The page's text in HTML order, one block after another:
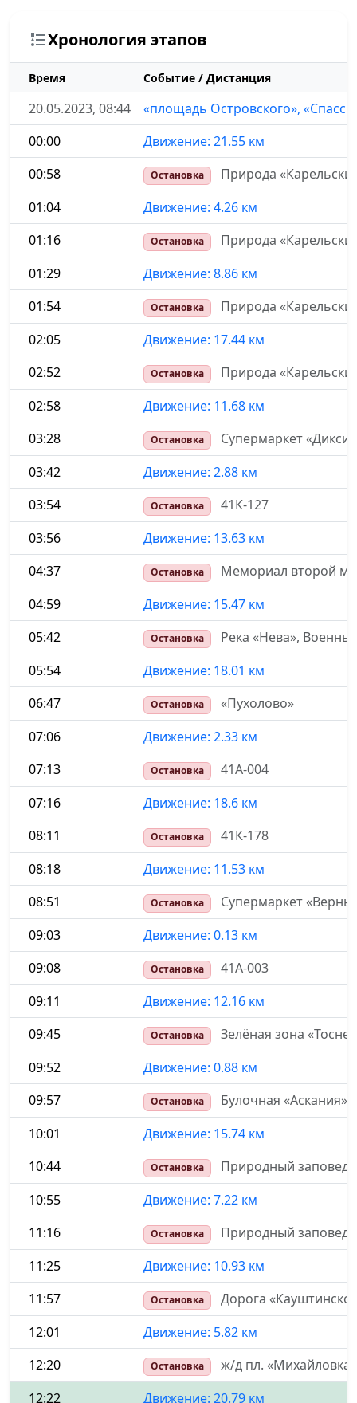
Хронология этапов
Время Событие / Дистанция
20.05.2023, 08:44
«площадь Островского»,
00:00
Движение: 21.55 км
00:58
Остановка
Природа
01:04
Движение: 4.26 км
01:16
Остановка
Природа
01:29
Движение: 8.86 км
01:54
Остановка
Природа
02:05
Движение: 17.44 км
02:52
Остановка
Природа
02:58
Движение: 11.68 км
03:28
Остановка
Супермаркет
03:42
Движение: 2.88 км
03:54
Остановка
41К-127
03:56
Движение: 13.63 км
04:37
Остановка
Мемориал второй
04:59
Движение: 15.47 км
05:42
Остановка
Река «Нева»,
05:54
Движение: 18.01 км
06:47
Остановка
«Пухолово»
07:06
Движение: 2.33 км
07:13
Остановка
41А-004
07:16
Движение: 18.6 км
08:11
Остановка
41К-178
08:18
Движение: 11.53 км
08:51
Остановка
Супермаркет
09:03
Движение: 0.13 км
09:08
Остановка
41А-003
09:11
Движение: 12.16 км
09:45
Остановка
Зелёная зона
09:52
Движение: 0.88 км
09:57
Остановка
Булочная «Аскания»
10:01
Движение: 15.74 км
10:44
Остановка
Природный
10:55
Движение: 7.22 км
11:16
Остановка
Природный
11:25
Движение: 10.93 км
11:57
Остановка
Дорога
12:01
Движение: 5.82 км
12:20
Остановка
ж/д пл.
12:22
Движение: 20.79 км